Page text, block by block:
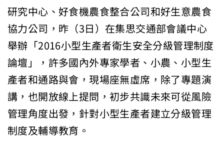
研究中心、好食機農食整合公司和好生意農食
協力公司，昨（3日）在集思交通部會議中心
舉辦「2016小型生產者衛生安全分級管理制度
論壇」，許多國內外專家學者、小農、小型生
產者和通路與會，現場座無虛席，除了專題演
講，也開放線上提問，初步共識未來可從風險
管理角度出發，針對小型生產者建立分級管理
制度及輔導教育。